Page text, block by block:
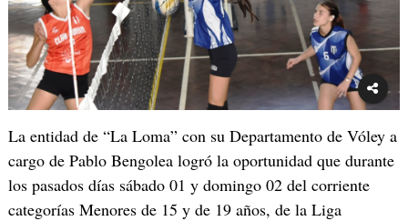
La entidad de “La Loma” con su Departamento de Vóley a
cargo de Pablo Bengolea logró la oportunidad que durante
los pasados días sábado 01 y domingo 02 del corriente
categorías Menores de 15 y de 19 años, de la Liga